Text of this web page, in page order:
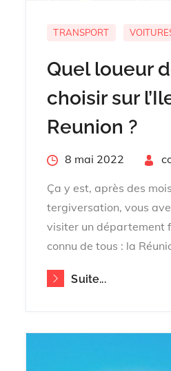
TRANSPORT
Quel loueur
choisir sur
Reunion ?
Posted8 mai 2022
Ça y est, après des
tergiversation, vous
visiter un département
connu de tous : la
Suite...